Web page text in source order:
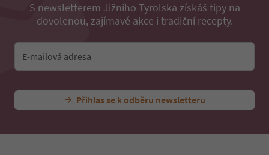
S newsletterem Jižního Tyrolska získáš tipy na
dovolenou, zajímavé akce i tradiční recepty.
E-mailová adresa
Přihlas se k odběru newsletteru